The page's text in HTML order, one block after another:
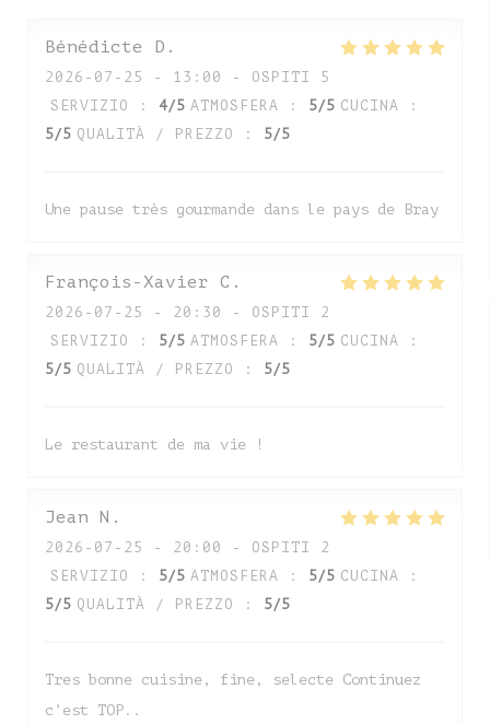
Bénédicte D
2026-07-25
- 13:00 - OSPITI 5
SERVIZIO
: 4/5 ATMOSFERA : 5/5 CUCINA :
5/5 QUALITÀ / PREZZO : 5/5
Une pause très gourmande dans le pays de Bray
François-Xavier C
2026-07-25
- 20:30 - OSPITI 2
SERVIZIO
: 5/5 ATMOSFERA : 5/5 CUCINA :
5/5 QUALITÀ / PREZZO : 5/5
Le restaurant de ma vie !
Jean N
2026-07-25
- 20:00 - OSPITI 2
SERVIZIO
: 5/5 ATMOSFERA : 5/5 CUCINA :
5/5 QUALITÀ / PREZZO : 5/5
Tres bonne cuisine, fine, selecte Continuez
c’est TOP..